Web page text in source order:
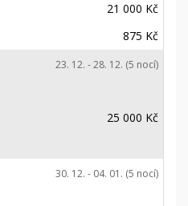
21 000 Kč
875 Kč
23. 12. - 28. 12. (5 nocí)
25 000 Kč
30. 12. - 04. 01. (5 nocí)